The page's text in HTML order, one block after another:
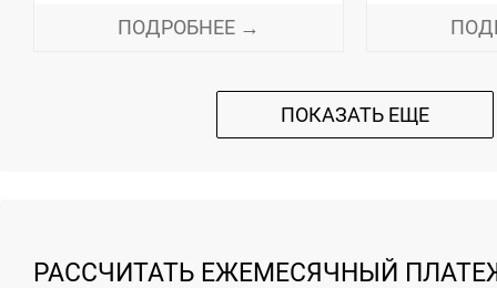
ПОДРОБНЕЕ →
ПОКАЗАТЬ ЕЩЕ
РАССЧИТАТЬ ЕЖЕМЕСЯЧНЫЙ